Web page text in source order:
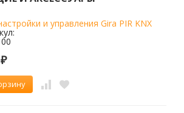
и управления Gira PIR KNX
₽